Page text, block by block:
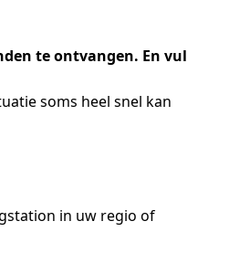
te ontvangen. En vul
soms heel snel kan
in uw regio of